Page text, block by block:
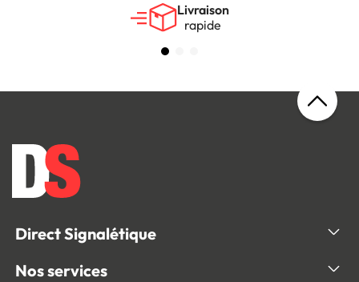
Livraison
rapide
Direct Signalétique
Nos services